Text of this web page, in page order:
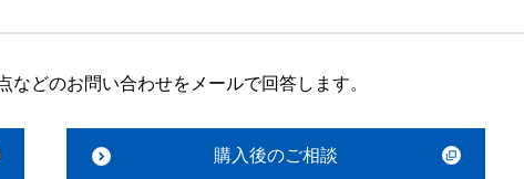
どのお問い合わせをメールで回答します。
購入後のご相談